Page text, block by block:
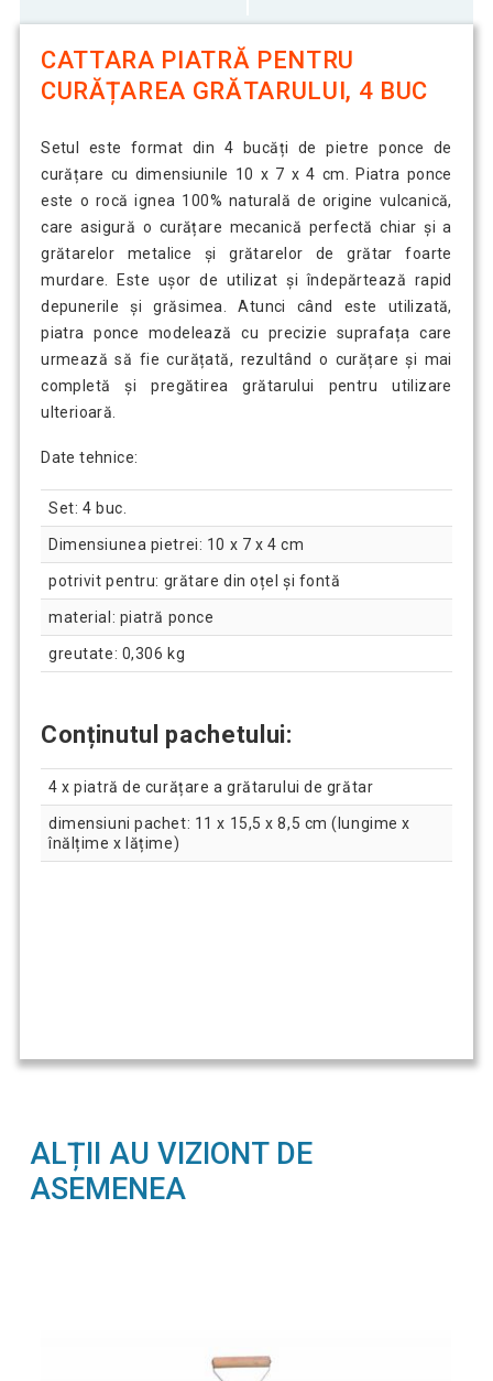
CATTARA PIATRĂ PENTRU
CURĂȚAREA GRĂTARULUI, 4 BUC
Setul este format din 4 bucăți de pietre ponce de
curățare cu dimensiunile 10 x 7 x 4 cm. Piatra ponce
este o rocă ignea 100% naturală de origine vulcanică,
care asigură o curățare mecanică perfectă chiar și a
grătarelor metalice și grătarelor de grătar foarte
murdare. Este ușor de utilizat și îndepărtează rapid
depunerile și grăsimea. Atunci când este utilizată,
piatra ponce modelează cu precizie suprafața care
urmează să fie curățată, rezultând o curățare și mai
completă și pregătirea grătarului pentru utilizare
ulterioară.
Date tehnice:
Set: 4 buc.
Dimensiunea pietrei: 10 x 7 x 4 cm
potrivit pentru: grătare din oțel și fontă
material: piatră ponce
greutate: 0,306 kg
Conținutul pachetului:
4 x piatră de curățare a grătarului de grătar
dimensiuni pachet: 11 x 15,5 x 8,5 cm (lungime x
înălțime x lățime)
ALȚII AU VIZIONT DE
ASEMENEA